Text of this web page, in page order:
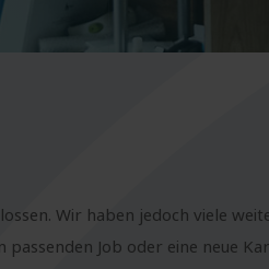
Wir haben jedoch viele
Job oder eine neue